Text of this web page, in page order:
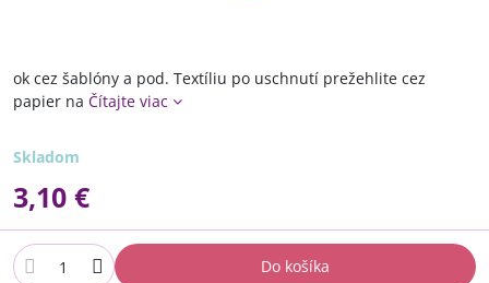
ok cez šablóny a pod. Textíliu po uschnutí prežehlite cez
papier na Čítajte viac
Skladom
3,10 €
Do košíka